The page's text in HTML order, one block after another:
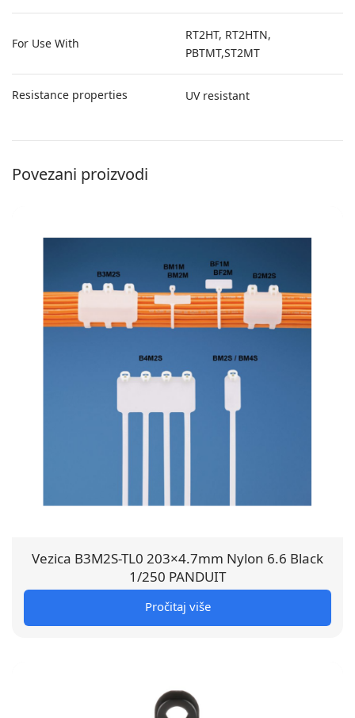
For Use With
RT2HT, RT2HTN,
PBTMT,ST2MT
Resistance properties UV resistant
Povezani proizvodi
Vezica B3M2S-TL0 203×4.7mm Nylon 6.6 Black
1/250 PANDUIT
Pročitaj više